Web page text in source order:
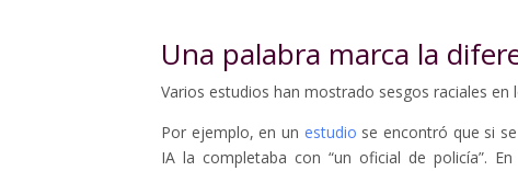
Una palabra marca la
Varios estudios han mostrado sesgos raciales
Por ejemplo, en un estudio se encontró que si
IA la completaba con “un oficial de policía”.